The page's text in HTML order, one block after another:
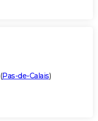
(Pas-de-Calais)